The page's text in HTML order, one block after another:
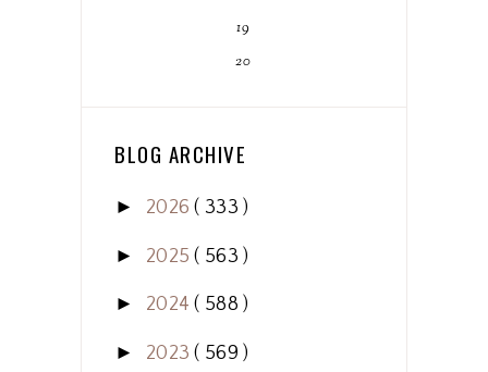
19
20
BLOG ARCHIVE
► 2026( 333 )
► 2025( 563 )
► 2024( 588 )
► 2023( 569 )